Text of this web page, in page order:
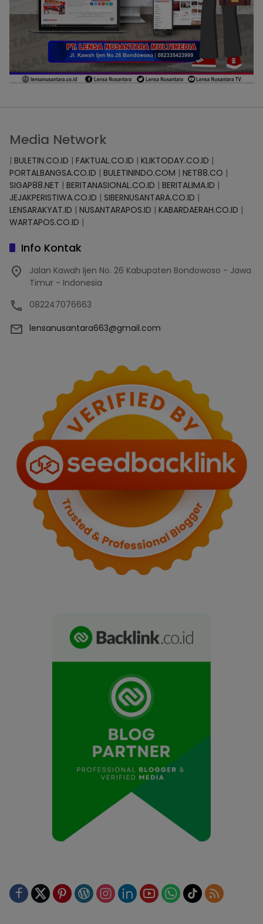
Media Network
| BULETIN.CO.ID | FAKTUAL.CO.ID | KLIKTODAY.CO.ID |
PORTALBANGSA.CO.ID | BULETININDO.COM | NET88.CO |
SIGAP88.NET | BERITANASIONAL.CO.ID | BERITALIMA.ID |
JEJAKPERISTIWA.CO.ID | SIBERNUSANTARA.CO.ID |
LENSARAKYAT.ID | NUSANTARAPOS.ID | KABARDAERAH.CO.ID |
WARTAPOS.CO.ID |
Info Kontak
Jalan Kawah Ijen No. 26 Kabupaten Bondowoso - Jawa
Timur - Indonesia
082247076663
lensanusantara663@gmail.com